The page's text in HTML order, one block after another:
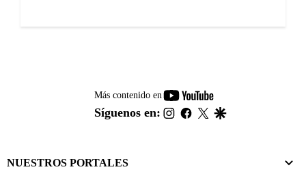
Más contenido en
youtube-
footer
Síguenos en: instagram
facebook
twitter
NUESTROS PORTALES